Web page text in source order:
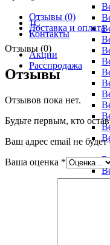
1С
Контакты
Акции
Расспродажа
Отзывы (0)
Доставка и оплата
Отзывы (0)
Отзывы
Отзывов пока нет.
Будьте первым, кто
Ваш адрес email не
Ваша оценка *